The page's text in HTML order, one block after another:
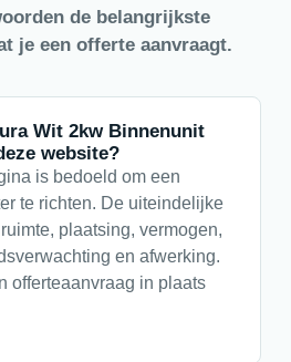
de belangrijkste
je een offerte aanvraagt.
Wit 2kw Binnenunit
website?
is bedoeld om een
te richten. De uiteindelijke
plaatsing, vermogen,
en afwerking.
offerteaanvraag in plaats